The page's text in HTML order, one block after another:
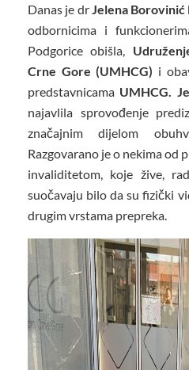
Danas je drJelena Borovinić
odbornicima i
Podgorice obišla,
Crne Gore (UMHCG) i
predstavnicama UMHCG.
najavlila sprovođenje
značajnim dijelom
Razgovarano je o nekima od
invaliditetom, koje žive,
suočavaju bilo da su fizički
drugim vrstama prepreka.